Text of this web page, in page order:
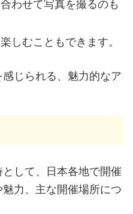
わせて写真を撮るのも
しむこともできます。
じられる、魅力的なア
して、日本各地で開催
力、主な開催場所につ